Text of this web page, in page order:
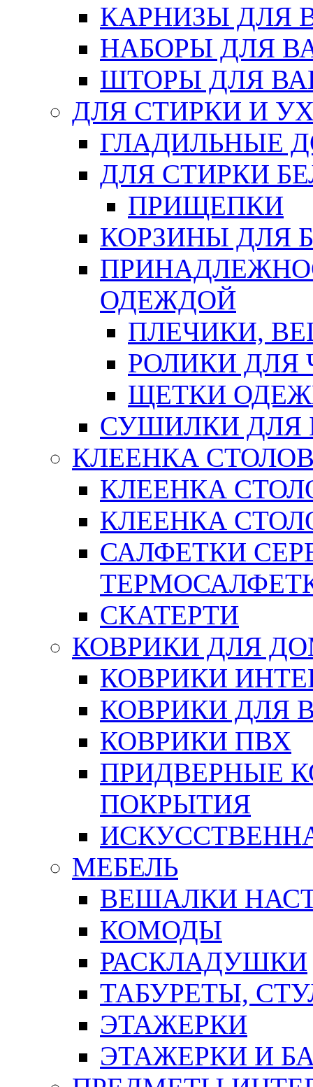
КАРНИЗЫ ДЛЯ
НАБОРЫ ДЛЯ
ШТОРЫ ДЛЯ
ДЛЯ СТИРКИ И
ГЛАДИЛЬНЫЕ
ДЛЯ СТИРКИ
ПРИЩЕПКИ
КОРЗИНЫ ДЛЯ
ОДЕЖДОЙ
ПЛЕЧИКИ,
РОЛИКИ ДЛЯ
ЩЕТКИ
СУШИЛКИ ДЛЯ
КЛЕЕНКА
КЛЕЕНКА
КЛЕЕНКА
САЛФЕТКИ
СКАТЕРТИ
КОВРИКИ ДЛЯ
КОВРИКИ
КОВРИКИ ДЛЯ
КОВРИКИ ПВХ
ПРИДВЕРНЫЕ
ПОКРЫТИЯ
МЕБЕЛЬ
ВЕШАЛКИ
КОМОДЫ
РАСКЛАДУШКИ
ТАБУРЕТЫ,
ЭТАЖЕРКИ
ЭТАЖЕРКИ И